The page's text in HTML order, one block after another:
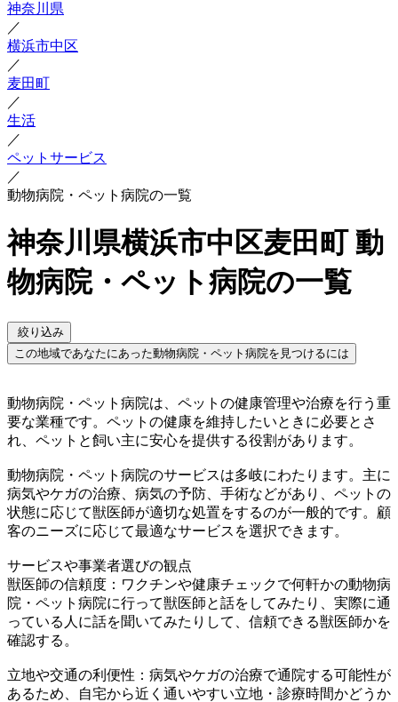
神奈川県
／
横浜市中区
／
麦田町
／
生活
／
ペットサービス
／
動物病院・ペット病院の一覧
神奈川県横浜市中区麦田町 動
物病院・ペット病院の一覧
絞り込み
この地域であなたにあった動物病院・ペット病院を見つけるには
動物病院・ペット病院は、ペットの健康管理や治療を行う重
要な業種です。ペットの健康を維持したいときに必要とさ
れ、ペットと飼い主に安心を提供する役割があります。
動物病院・ペット病院のサービスは多岐にわたります。主に
病気やケガの治療、病気の予防、手術などがあり、ペットの
状態に応じて獣医師が適切な処置をするのが一般的です。顧
客のニーズに応じて最適なサービスを選択できます。
サービスや事業者選びの観点
獣医師の信頼度：ワクチンや健康チェックで何軒かの動物病
院・ペット病院に行って獣医師と話をしてみたり、実際に通
っている人に話を聞いてみたりして、信頼できる獣医師かを
確認する。
立地や交通の利便性：病気やケガの治療で通院する可能性が
あるため、自宅から近く通いやすい立地・診療時間かどうか